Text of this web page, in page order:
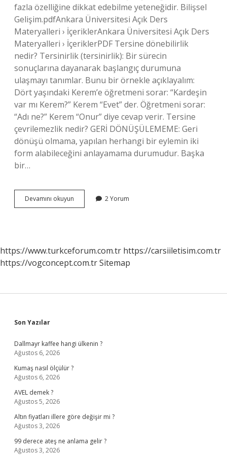
fazla özelliğine dikkat edebilme yeteneğidir. Bilişsel
Gelişim.pdfAnkara Üniversitesi Açık Ders
Materyalleri › İçeriklerAnkara Üniversitesi Açık Ders
Materyalleri › İçeriklerPDF Tersine dönebilirlik
nedir? Tersinirlik (tersinirlik): Bir sürecin
sonuçlarına dayanarak başlangıç ​​durumuna
ulaşmayı tanımlar. Bunu bir örnekle açıklayalım:
Dört yaşındaki Kerem’e öğretmeni sorar: “Kardeşin
var mı Kerem?” Kerem “Evet” der. Öğretmeni sorar:
“Adı ne?” Kerem “Onur” diye cevap verir. Tersine
çevrilemezlik nedir? GERİ DÖNÜŞÜLEMEME: Geri
dönüşü olmama, yapılan herhangi bir eylemin iki
form alabileceğini anlayamama durumudur. Başka
bir…
Devamını okuyun
Çevirme
2 Yorum
https://www.turkceforum.com.tr https://carsiiletisim.com.tr
https://vogconcept.com.trSitemap
Sidebar
Son Yazılar
Dallmayr kaffee hangi ülkenin ?
Ağustos 6, 2026
Kumaş nasıl ölçülür ?
Ağustos 6, 2026
AVEL demek ?
Ağustos 5, 2026
Altın fiyatları illere göre değişir mi ?
Ağustos 3, 2026
99 derece ateş ne anlama gelir ?
Ağustos 3, 2026